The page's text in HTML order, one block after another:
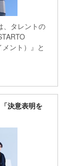
、タレントの
ント）』と
決意表明を